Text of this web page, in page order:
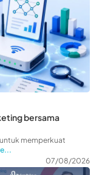
bersama
memperkuat
07/08/2026